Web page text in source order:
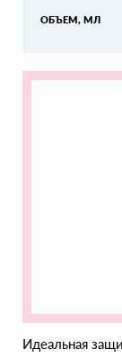
ОБЪЕМ, МЛ
Идеальная